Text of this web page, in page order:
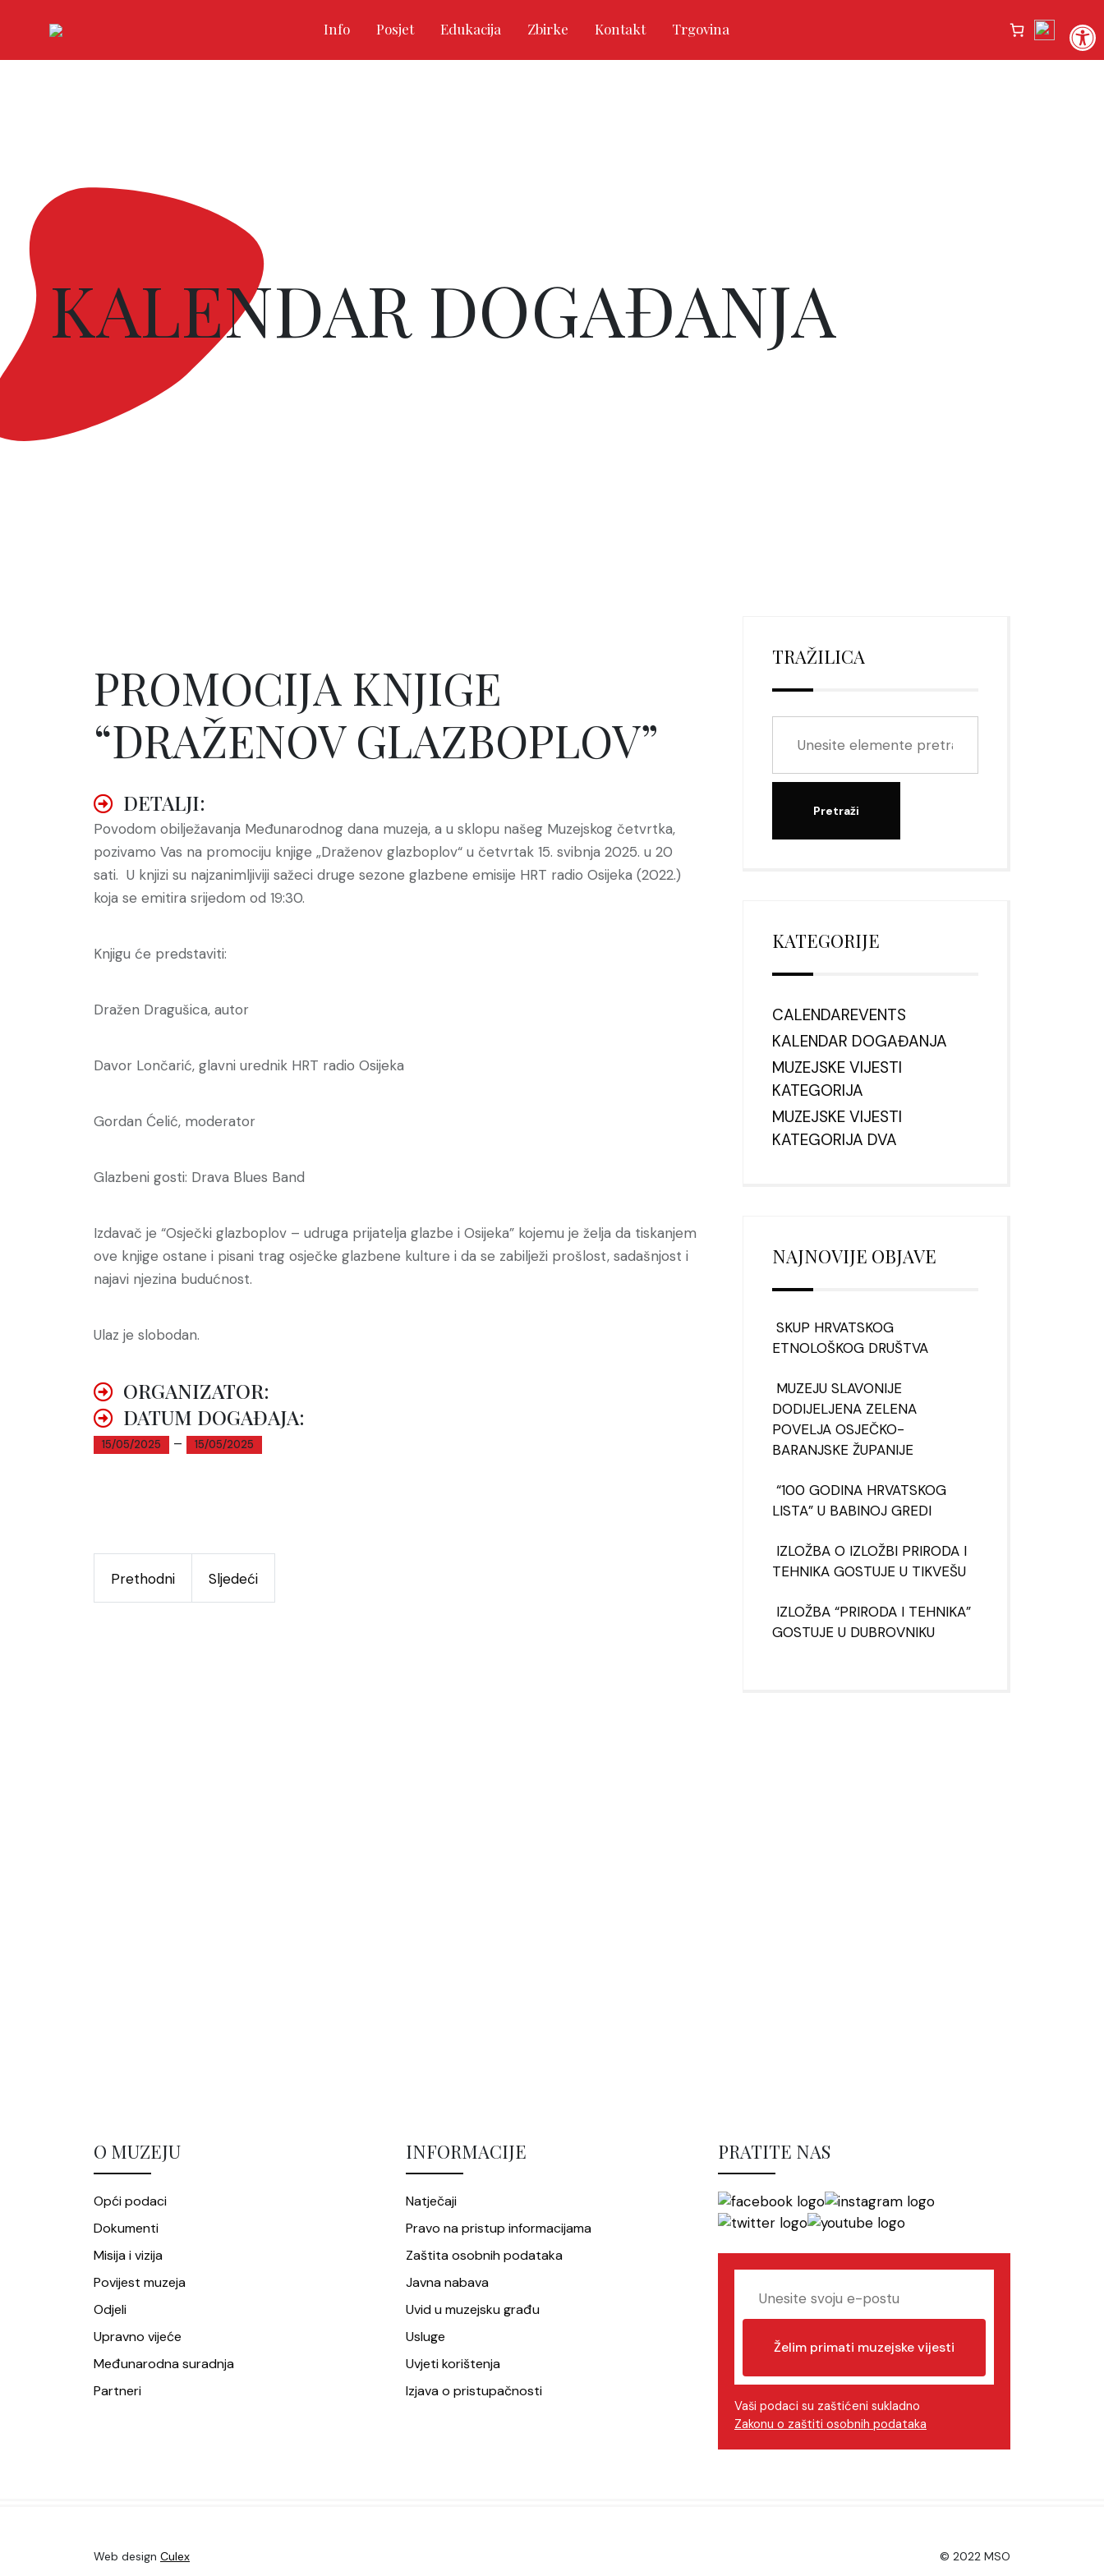
Info Posjet Edukacija Zbirke Kontakt Trgovina
KALENDAR DOGAĐANJA
PROMOCIJA KNJIGE
“DRAŽENOV GLAZBOPLOV”
DETALJI:
Povodom obilježavanja Međunarodnog dana muzeja, a u sklopu našeg Muzejskog četvrtka,
pozivamo Vas na promociju knjige „Draženov glazboplov“ u četvrtak 15. svibnja 2025. u 20
sati. U knjizi su najzanimljiviji sažeci druge sezone glazbene emisije HRT radio Osijeka (2022.)
koja se emitira srijedom od 19:30.
Knjigu će predstaviti:
Dražen Dragušica, autor
Davor Lončarić, glavni urednik HRT radio Osijeka
Gordan Ćelić, moderator
Glazbeni gosti: Drava Blues Band
Izdavač je “Osječki glazboplov – udruga prijatelja glazbe i Osijeka” kojemu je želja da tiskanjem
ove knjige ostane i pisani trag osječke glazbene kulture i da se zabilježi prošlost, sadašnjost i
najavi njezina budućnost.
Ulaz je slobodan.
ORGANIZATOR:
DATUM DOGAĐAJA:
15/05/2025 – 15/05/2025
Prethodni Sljedeći
TRAŽILICA
KATEGORIJE
CALENDAREVENTS
KALENDAR DOGAĐANJA
MUZEJSKE VIJESTI
KATEGORIJA
MUZEJSKE VIJESTI
KATEGORIJA DVA
NAJNOVIJE OBJAVE
SKUP HRVATSKOG
ETNOLOŠKOG DRUŠTVA
MUZEJU SLAVONIJE
DODIJELJENA ZELENA
POVELJA OSJEČKO-
BARANJSKE ŽUPANIJE
“100 GODINA HRVATSKOG
LISTA” U BABINOJ GREDI
IZLOŽBA O IZLOŽBI PRIRODA I
TEHNIKA GOSTUJE U TIKVEŠU
IZLOŽBA “PRIRODA I TEHNIKA”
GOSTUJE U DUBROVNIKU
O MUZEJU
Opći podaci
Dokumenti
Misija i vizija
Povijest muzeja
Odjeli
Upravno vijeće
Međunarodna suradnja
Partneri
INFORMACIJE
Natječaji
Pravo na pristup informacijama
Zaštita osobnih podataka
Javna nabava
Uvid u muzejsku građu
Usluge
Uvjeti korištenja
Izjava o pristupačnosti
PRATITE NAS
Želim primati muzejske vijesti
Vaši podaci su zaštićeni sukladno
Zakonu o zaštiti osobnih podataka
Web design Culex © 2022 MSO